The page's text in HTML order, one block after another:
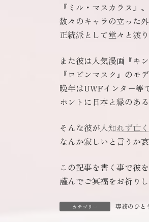
『ミル・マスカラス』
数々のキャラの立った
正統派として堂々と渡
また彼は人気漫画『キ
『ロビンマスク』のモ
晩年はUWFインター等
ホントに日本と縁のあ
そんな彼が人知れず亡
なんか寂しいと言うか
この記事を書く事で彼を
謹んでご冥福をお祈り
カテゴリー 専務のひと